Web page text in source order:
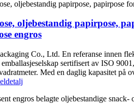
oljebestandig papirpose,
engros
Co., Ltd. En referanse innen
sertifisert av ISO
Med en daglig kapasitet
detalj